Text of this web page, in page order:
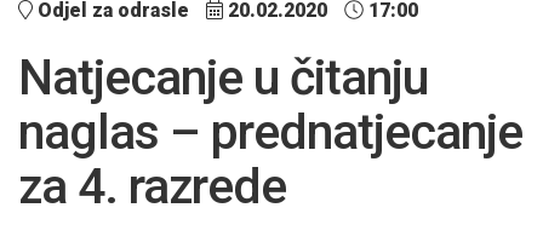
Odjel za odrasle 20.02.2020 17:00
Natjecanje u čitanju
naglas – prednatjecanje
za 4. razrede